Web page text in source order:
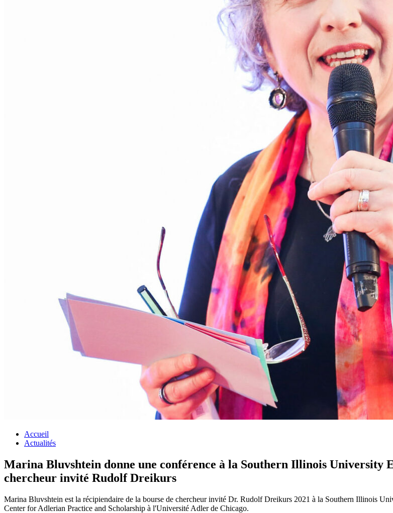
Accueil
Actualités
Marina Bluvshtein donne une conférence à la Southern Illinois University
chercheur invité Rudolf Dreikurs
Marina Bluvshtein est la récipiendaire de la bourse de chercheur invité Dr. Rudolf Dreikurs 2021 à la Southern Illinois
Center for Adlerian Practice and Scholarship à l'Université Adler de Chicago.